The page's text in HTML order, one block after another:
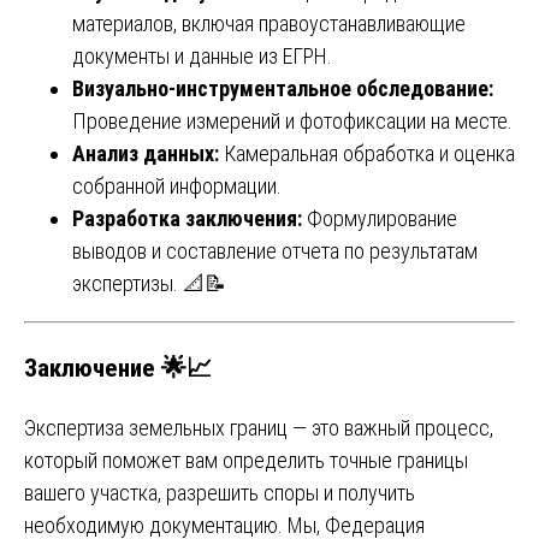
материалов, включая правоустанавливающие
документы и данные из ЕГРН.
Визуально-инструментальное обследование:
Проведение измерений и фотофиксации на месте.
Анализ данных: Камеральная обработка и оценка
собранной информации.
Разработка заключения: Формулирование
выводов и составление отчета по результатам
экспертизы. 📐📝
Заключение 🌟📈
Экспертиза земельных границ — это важный процесс,
который поможет вам определить точные границы
вашего участка, разрешить споры и получить
необходимую документацию. Мы, Федерация